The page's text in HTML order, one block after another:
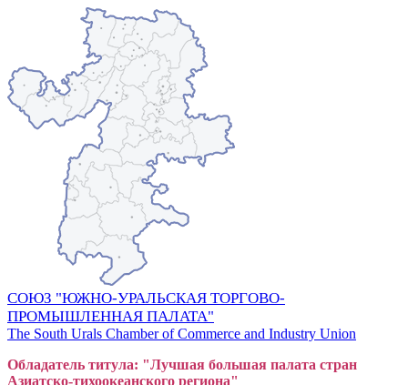
СОЮЗ "ЮЖНО-УРАЛЬСКАЯ ТОРГОВО-
ПРОМЫШЛЕННАЯ ПАЛАТА"
The South Urals Chamber of Commerce and Industry Union
Обладатель титула: "Лучшая большая палата стран
Азиатско-тихоокеанского региона"